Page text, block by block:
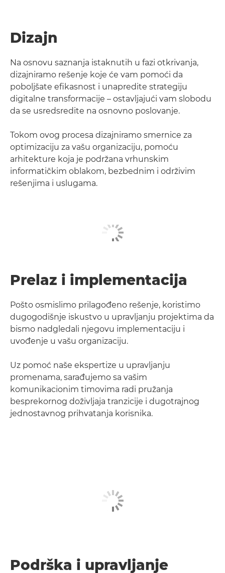
Dizajn
Na osnovu saznanja istaknutih u fazi otkrivanja,
dizajniramo rešenje koje će vam pomoći da
poboljšate efikasnost i unapredite strategiju
digitalne transformacije – ostavljajući vam slobodu
da se usredsredite na osnovno poslovanje.
Tokom ovog procesa dizajniramo smernice za
optimizaciju za vašu organizaciju, pomoću
arhitekture koja je podržana vrhunskim
informatičkim oblakom, bezbednim i održivim
rešenjima i uslugama.
Prelaz i implementacija
Pošto osmislimo prilagođeno rešenje, koristimo
dugogodišnje iskustvo u upravljanju projektima da
bismo nadgledali njegovu implementaciju i
uvođenje u vašu organizaciju.
Uz pomoć naše ekspertize u upravljanju
promenama, sarađujemo sa vašim
komunikacionim timovima radi pružanja
besprekornog doživljaja tranzicije i dugotrajnog
jednostavnog prihvatanja korisnika.
Podrška i upravljanje